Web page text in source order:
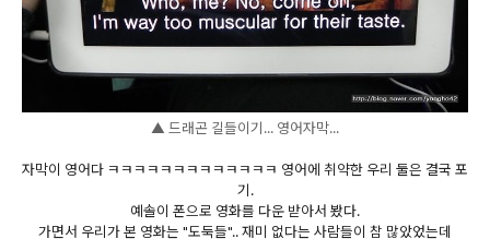
▲ 드래곤 길들이기... 영어자막...
자막이 영어다 ㅋㅋㅋㅋㅋㅋㅋㅋㅋㅋㅋㅋㅋ 영어에 취약한 우리 둘은 결국 포
기.
예솔이 폰으로 영화를 다운 받아서 봤다.
가면서 우리가 본 영화는 "도둑들".. 재미 없다는 사람들이 참 많았었는데